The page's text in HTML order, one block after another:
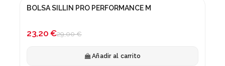
¡En oferta!
BOLSA SILLIN PRO PERFORMANCE M
23,20 €29,00 €
Añadir al carrito